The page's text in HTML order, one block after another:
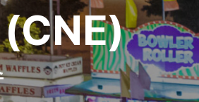
(CNE)
아시아
나 베이 샌즈, 싱가포르